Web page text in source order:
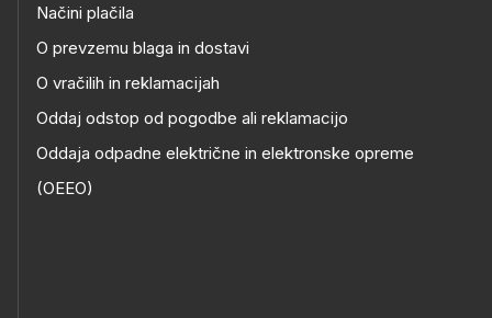
Načini plačila
O prevzemu blaga in dostavi
O vračilih in reklamacijah
Oddaj odstop od pogodbe ali reklamacijo
Oddaja odpadne električne in elektronske opreme
(OEEO)